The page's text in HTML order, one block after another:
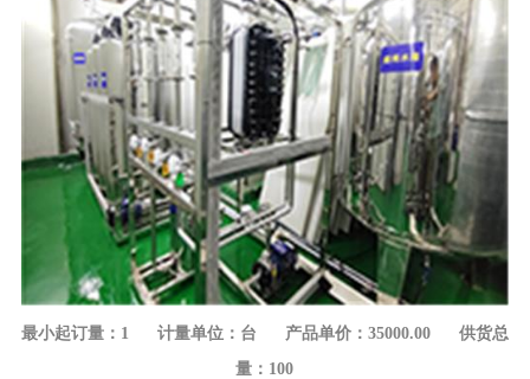
最小起订量：1 计量单位：台 产品单价：35000.00 供货总
量：100